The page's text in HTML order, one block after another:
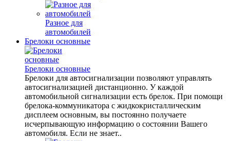
Разное для
автомобилей
Брелоки основные
Брелоки основные
Брелоки для автосигнализации позволяют управлять
автосигнализацией дистанционно. У каждой
автомобильной сигнализации есть брелок. При помощи
брелока-коммуникатора с жидкокристаллическим
дисплеем основным, вы постоянно получаете
исчерпывающую информацию о состоянии Вашего
автомобиля. Если не знает..